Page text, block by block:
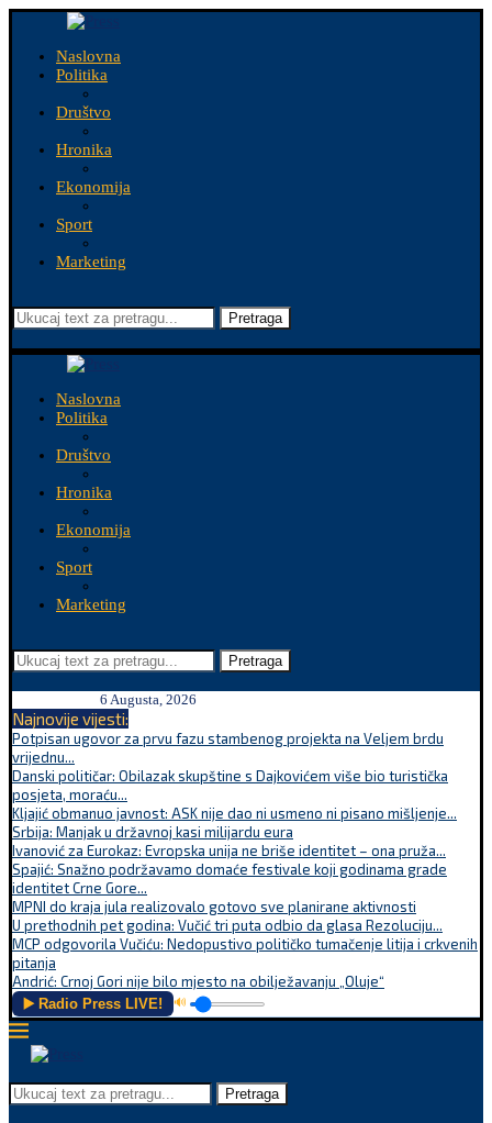
Naslovna
Politika
Društvo
Hronika
Ekonomija
Sport
Marketing
Pretraga
Naslovna
Politika
Društvo
Hronika
Ekonomija
Sport
Marketing
Pretraga
6 Augusta, 2026
Najnovije vijesti:
Potpisan ugovor za prvu fazu stambenog projekta na Veljem brdu
vrijednu...
Danski političar: Obilazak skupštine s Dajkovićem više bio turistička
posjeta, moraću...
Kljajić obmanuo javnost: ASK nije dao ni usmeno ni pisano mišljenje...
Srbija: Manjak u državnoj kasi milijardu eura
Ivanović za Eurokaz: Evropska unija ne briše identitet – ona pruža...
Spajić: Snažno podržavamo domaće festivale koji godinama grade
identitet Crne Gore...
MPNI do kraja jula realizovalo gotovo sve planirane aktivnosti
U prethodnih pet godina: Vučić tri puta odbio da glasa Rezoluciju...
MCP odgovorila Vučiću: Nedopustivo političko tumačenje litija i crkvenih
pitanja
Andrić: Crnoj Gori nije bilo mjesto na obilježavanju „Oluje“
▶️ Radio Press LIVE! 🔊
Pretraga